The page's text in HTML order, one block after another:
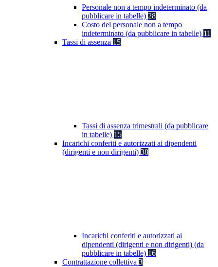
Personale non a tempo indeterminato (da
pubblicare in tabelle) 28
Costo del personale non a tempo
indeterminato (da pubblicare in tabelle) 11
Tassi di assenza 15
Tassi di assenza trimestrali (da pubblicare
in tabelle) 15
Incarichi conferiti e autorizzati ai dipendenti
(dirigenti e non dirigenti) 38
Incarichi conferiti e autorizzati ai
dipendenti (dirigenti e non dirigenti) (da
pubblicare in tabelle) 16
Contrattazione collettiva 3